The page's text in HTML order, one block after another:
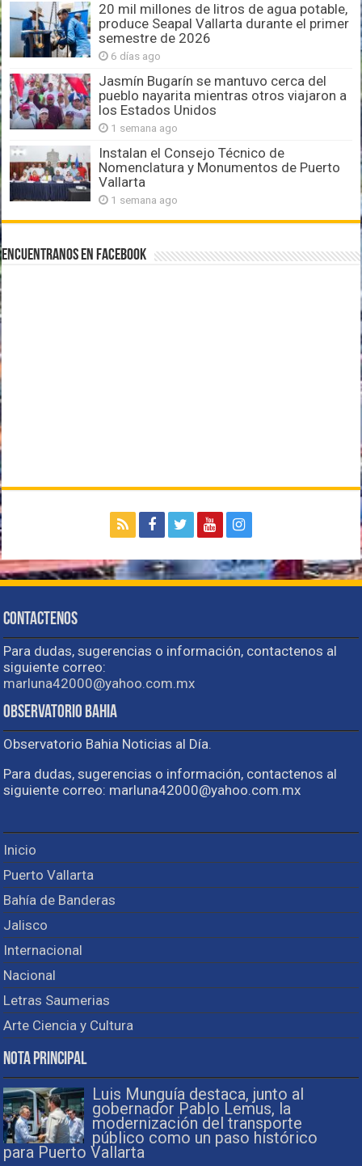
20 mil millones de litros de agua potable,
produce Seapal Vallarta durante el primer
semestre de 2026
6 días ago
Jasmín Bugarín se mantuvo cerca del
pueblo nayarita mientras otros viajaron a
los Estados Unidos
1 semana ago
Instalan el Consejo Técnico de
Nomenclatura y Monumentos de Puerto
Vallarta
1 semana ago
Encuentranos en Facebook
Contactenos
Para dudas, sugerencias o información, contactenos al
siguiente correo:
marluna42000@yahoo.com.mx
Observatorio Bahia
Observatorio Bahia Noticias al Día.
Para dudas, sugerencias o información, contactenos al
siguiente correo: marluna42000@yahoo.com.mx
Inicio
Puerto Vallarta
Bahía de Banderas
Jalisco
Internacional
Nacional
Letras Saumerias
Arte Ciencia y Cultura
Nota Principal
Luis Munguía destaca, junto al
gobernador Pablo Lemus, la
modernización del transporte
público como un paso histórico
para Puerto Vallarta